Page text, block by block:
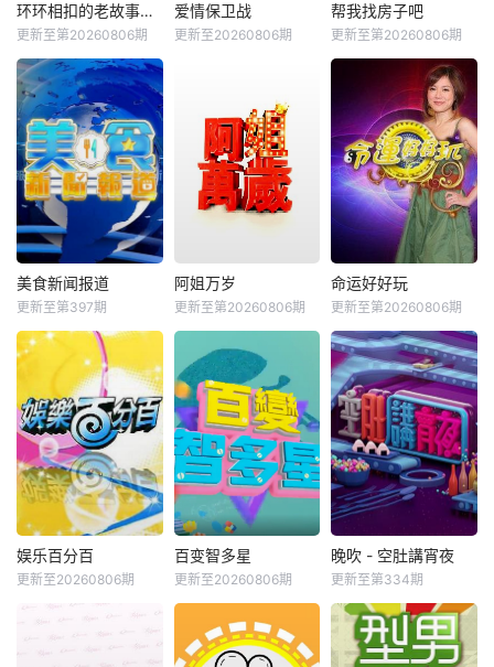
环环相扣的老故事第四季
更新至第20260806期
爱情保卫战
更新至20260806期
帮我找房子吧
更新至第20260806期
美食新闻报道
更新至第397期
阿姐万岁
更新至第20260806期
命运好好玩
更新至第20260806期
娱乐百分百
更新至20260806期
百变智多星
更新至20260806期
晚吹 - 空肚講宵夜
更新至第334期